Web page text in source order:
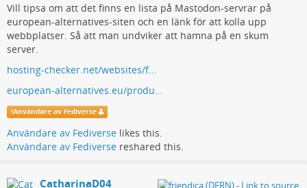
Vill tipsa om att det finns en lista på Mastodon-servrar på
european-alternatives-siten och en länk för att kolla upp
webbplatser. Så att man undviker att hamna på en skum
server.
hosting-checker.net/websites/f…
european-alternatives.eu/produ…
!Användare av Fediverse
Användare av Fediverse likes this.
Användare av Fediverse reshared this.
CatharinaD04